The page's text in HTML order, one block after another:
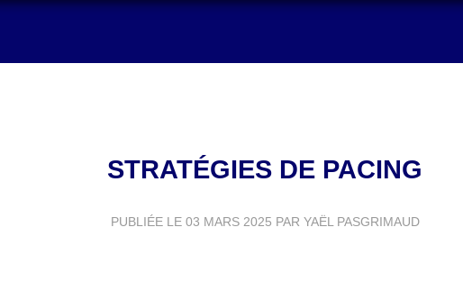
STRATÉGIES DE PACING
PUBLIÉE LE 03 MARS 2025 PAR YAËL PASGRIMAUD